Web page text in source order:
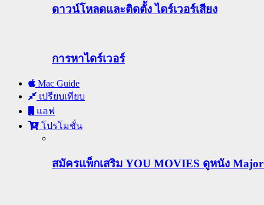
ดาวน์โหลดและติดตั้ง ไดร์เวอร์เสียง
การหาไดร์เวอร์
Mac Guide
เปรียบเทียบ
แอฟ
โปรโมชั่น
สมัครแพ็กเสริม YOU MOVIES ดูหนัง